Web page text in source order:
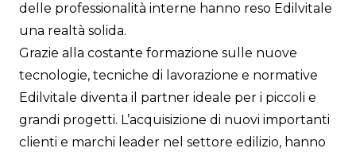
delle professionalità interne hanno reso Edilvitale
una realtà solida.
Grazie alla costante formazione sulle nuove
tecnologie, tecniche di lavorazione e normative
Edilvitale diventa il partner ideale per i piccoli e
grandi progetti. L’acquisizione di nuovi importanti
clienti e marchi leader nel settore edilizio, hanno